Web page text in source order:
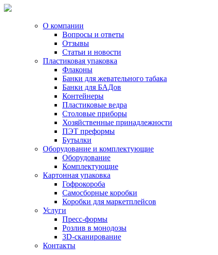
О компании
Вопросы и ответы
Отзывы
Статьи и новости
Пластиковая упаковка
Флаконы
Банки для жевательного табака
Банки для БАДов
Контейнеры
Пластиковые ведра
Столовые приборы
Хозяйственные принадлежности
ПЭТ преформы
Бутылки
Оборудование и комплектующие
Оборудование
Комплектующие
Картонная упаковка
Гофрокороба
Самосборные коробки
Коробки для маркетплейсов
Услуги
Пресс-формы
Розлив в монодозы
3D-сканирование
Контакты